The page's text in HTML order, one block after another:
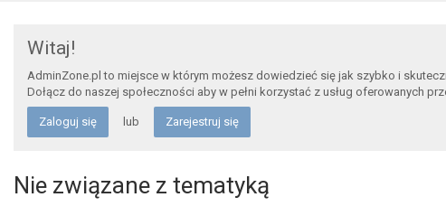
Witaj!
AdminZone.pl to miejsce w którym możesz dowiedzieć się jak szybko i
Dołącz do naszej społeczności aby w pełni korzystać z usług oferowanych
Zaloguj się lub Zarejestruj się
Nie związane z tematyką